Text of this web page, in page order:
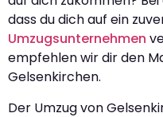
dass du dich auf ein
Umzugsunternehmen
empfehlen wir dir den
Gelsenkirchen.
Der Umzug von